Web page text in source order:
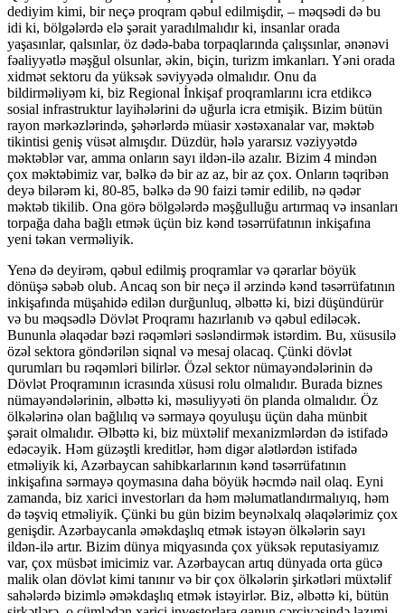
dediyim kimi, bir neçə proqram qəbul edilmişdir, – məqsədi də bu
idi ki, bölgələrdə elə şərait yaradılmalıdır ki, insanlar orada
yaşasınlar, qalsınlar, öz dədə-baba torpaqlarında çalışsınlar, ənənəvi
fəaliyyətlə məşğul olsunlar, əkin, biçin, turizm imkanları. Yəni orada
xidmət sektoru da yüksək səviyyədə olmalıdır. Onu da
bildirməliyəm ki, biz Regional İnkişaf proqramlarını icra etdikcə
sosial infrastruktur layihələrini də uğurla icra etmişik. Bizim bütün
rayon mərkəzlərində, şəhərlərdə müasir xəstəxanalar var, məktəb
tikintisi geniş vüsət almışdır. Düzdür, hələ yararsız vəziyyətdə
məktəblər var, amma onların sayı ildən-ilə azalır. Bizim 4 mindən
çox məktəbimiz var, bəlkə də bir az az, bir az çox. Onların təqribən
deyə bilərəm ki, 80-85, bəlkə də 90 faizi təmir edilib, nə qədər
məktəb tikilib. Ona görə bölgələrdə məşğulluğu artırmaq və insanları
torpağa daha bağlı etmək üçün biz kənd təsərrüfatının inkişafına
yeni təkan verməliyik.
Yenə də deyirəm, qəbul edilmiş proqramlar və qərarlar böyük
dönüşə səbəb olub. Ancaq son bir neçə il ərzində kənd təsərrüfatının
inkişafında müşahidə edilən durğunluq, əlbəttə ki, bizi düşündürür
və bu məqsədlə Dövlət Proqramı hazırlanıb və qəbul ediləcək.
Bununla əlaqədar bəzi rəqəmləri səsləndirmək istərdim. Bu, xüsusilə
özəl sektora göndərilən siqnal və mesaj olacaq. Çünki dövlət
qurumları bu rəqəmləri bilirlər. Özəl sektor nümayəndələrinin də
Dövlət Proqramının icrasında xüsusi rolu olmalıdır. Burada biznes
nümayəndələrinin, əlbəttə ki, məsuliyyəti ön planda olmalıdır. Öz
ölkələrinə olan bağlılıq və sərmayə qoyuluşu üçün daha münbit
şərait olmalıdır. Əlbəttə ki, biz müxtəlif mexanizmlərdən də istifadə
edəcəyik. Həm güzəştli kreditlər, həm digər alətlərdən istifadə
etməliyik ki, Azərbaycan sahibkarlarının kənd təsərrüfatının
inkişafına sərmayə qoymasına daha böyük həcmdə nail olaq. Eyni
zamanda, biz xarici investorları da həm məlumatlandırmalıyıq, həm
də təşviq etməliyik. Çünki bu gün bizim beynəlxalq əlaqələrimiz çox
genişdir. Azərbaycanla əməkdaşlıq etmək istəyən ölkələrin sayı
ildən-ilə artır. Bizim dünya miqyasında çox yüksək reputasiyamız
var, çox müsbət imicimiz var. Azərbaycan artıq dünyada orta gücə
malik olan dövlət kimi tanınır və bir çox ölkələrin şirkətləri müxtəlif
sahələrdə bizimlə əməkdaşlıq etmək istəyirlər. Biz, əlbəttə ki, bütün